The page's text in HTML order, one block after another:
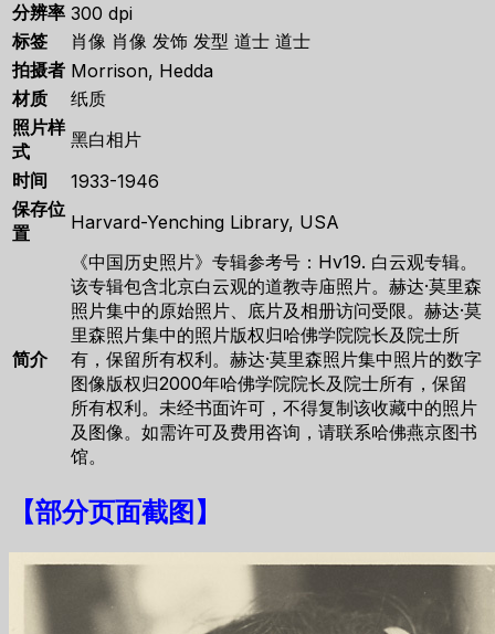
分辨率 300 dpi
标签
肖像 肖像 发饰 发型 道士 道士
拍摄者 Morrison, Hedda
材质
纸质
照片样
式
黑白相片
时间
1933-1946
保存位
置
Harvard-Yenching Library, USA
简介
《中国历史照片》专辑参考号：Hv19. 白云观专辑。
该专辑包含北京白云观的道教寺庙照片。赫达·莫里森
照片集中的原始照片、底片及相册访问受限。赫达·莫
里森照片集中的照片版权归哈佛学院院长及院士所
有，保留所有权利。赫达·莫里森照片集中照片的数字
图像版权归2000年哈佛学院院长及院士所有，保留
所有权利。未经书面许可，不得复制该收藏中的照片
及图像。如需许可及费用咨询，请联系哈佛燕京图书
馆。
【部分页面截图 】